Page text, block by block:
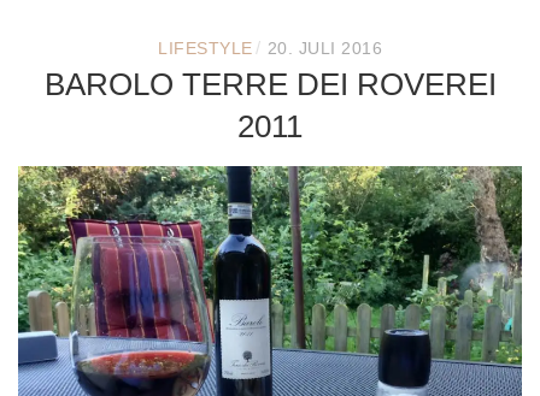
LIFESTYLE / 20. JULI 2016
BAROLO TERRE DEI ROVEREI
2011